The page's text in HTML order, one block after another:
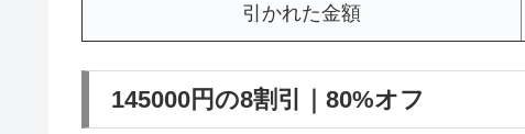
引かれた金額
145000円の8割引｜80%オフ